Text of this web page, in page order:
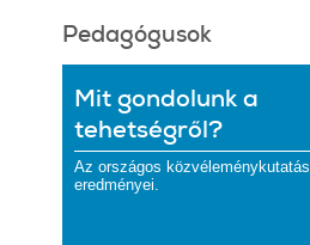
Pedagógusok
Mit gondolunk a
tehetségről?
Az országos közvéleménykutatás
eredményei.